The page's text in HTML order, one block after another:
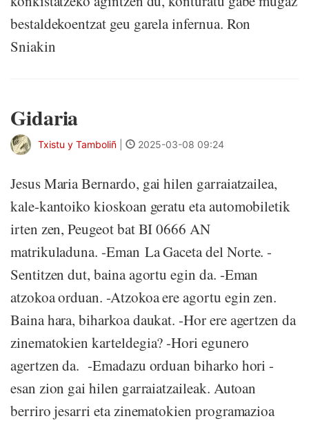
bestaldekoentzat geu garela infernua. Ron
Sniakin
Gidaria
Txistu y Tamboliñ 2025-03-08 09:24
Jesus Maria Bernardo, gai hilen garraiatzailea,
kale-kantoiko kioskoan geratu eta automobiletik
irten zen, Peugeot bat BI 0666 AN
matrikuladuna. -Eman La Gaceta del Norte. -
Sentitzen dut, baina agortu egin da. -Eman
atzokoa orduan. -Atzokoa ere agortu egin zen.
Baina hara, biharkoa daukat. -Hor ere agertzen da
zinematokien karteldegia? -Hori egunero
agertzen da. -Emadazu orduan biharko hori -
esan zion gai hilen garraiatzaileak. Autoan
berriro jesarri eta zinematokien programazioa